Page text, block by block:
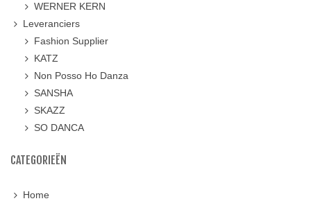
WERNER KERN
Leveranciers
Fashion Supplier
KATZ
Non Posso Ho Danza
SANSHA
SKAZZ
SO DANCA
CATEGORIEËN
Home